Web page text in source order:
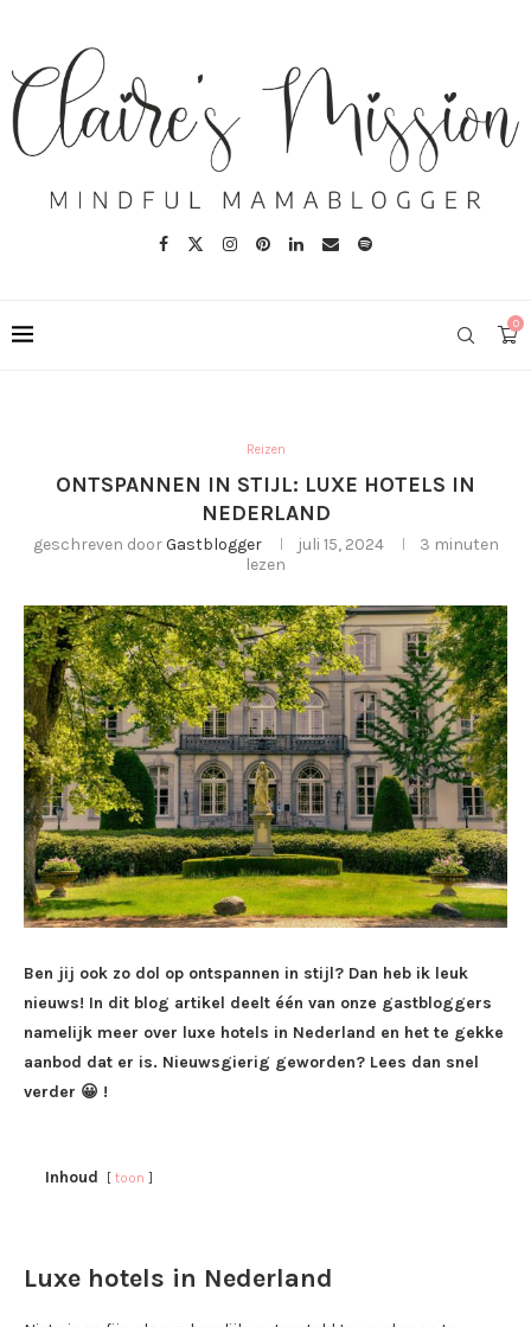
0
Reizen
ONTSPANNEN IN STIJL: LUXE HOTELS IN
NEDERLAND
geschreven doorGastblogger juli 15, 2024
3 minuten
lezen
Ben jij ook zo dol op ontspannen in stijl? Dan heb ik leuk
nieuws! In dit blog artikel deelt één van onze gastbloggers
namelijk meer over luxe hotels in Nederland en het te gekke
aanbod dat er is. Nieuwsgierig geworden? Lees dan snel
verder 😀 !
Inhoud toon
Luxe hotels in Nederland